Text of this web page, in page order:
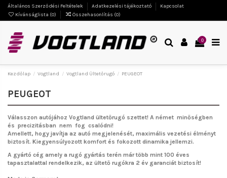
Általános Szerződési Feltételek Adatkezelési tájékoztató
Kapcsolat
Kívánságlista (0) Összehasonlítás (0)
0
Kezdőlap Vogtland Vogtland Ültetőrugó PEUGEOT
PEUGEOT
Válasszon autójához Vogtland ültetőrugó szettet! A német minőségben
és precizitásban nem fog csalódni!
Amellett, hogy javítja az autó megjelenését, maximális vezetési élményt
biztosít. Kiegyensúlyozott komfort és fokozott dinamika jellemzi.
A gyártó cég amely a rugó gyártás terén már több mint 100 éves
tapasztalattal rendelkezik, az ültető rugókra 2 év garanciát biztosít!